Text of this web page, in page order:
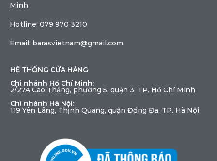
Minh
Hotline: 079 970 3210
Email: barasvietnam@gmail.com
HỆ THỐNG CỬA HÀNG
Chi nhánh Hồ Chí Minh:
2/27A Cao Thắng, phường 5, quận 3, TP. Hồ Chí Minh
Chi nhánh Hà Nội:
119 Yên Lãng, Thịnh Quang, quận Đống Đa, TP. Hà Nội